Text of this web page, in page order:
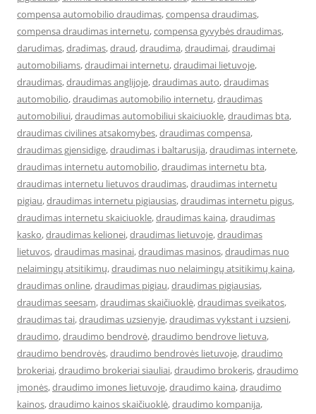
compensa automobilio draudimas,compensa draudimas,
compensa draudimas internetu,compensa gyvybės draudimas,
darudimas,dradimas,draud,draudima,draudimai,draudimai
automobiliams,draudimai internetu,draudimai lietuvoje,
draudimas,draudimas anglijoje,draudimas auto,draudimas
automobilio,draudimas automobilio internetu,draudimas
automobiliui,draudimas automobiliui skaiciuokle,draudimas bta,
draudimas civilines atsakomybes,draudimas compensa,
draudimas gjensidige,draudimas i baltarusija,draudimas internete,
draudimas internetu automobilio,draudimas internetu bta,
draudimas internetu lietuvos draudimas,draudimas internetu
pigiau,draudimas internetu pigiausias,draudimas internetu pigus,
draudimas internetu skaiciuokle,draudimas kaina,draudimas
kasko,draudimas kelionei,draudimas lietuvoje,draudimas
lietuvos,draudimas masinai,draudimas masinos,draudimas nuo
nelaimingų atsitikimų,draudimas nuo nelaimingų atsitikimų kaina,
draudimas online,draudimas pigiau,draudimas pigiausias,
draudimas seesam,draudimas skaičiuoklė,draudimas sveikatos,
draudimas tai,draudimas uzsienyje,draudimas vykstant i uzsieni,
draudimo,draudimo bendrovė,draudimo bendrove lietuva,
draudimo bendrovės,draudimo bendrovės lietuvoje,draudimo
brokeriai,draudimo brokeriai siauliai,draudimo brokeris,draudimo
įmonės,draudimo imones lietuvoje,draudimo kaina,draudimo
kainos,draudimo kainos skaičiuoklė,draudimo kompanija,